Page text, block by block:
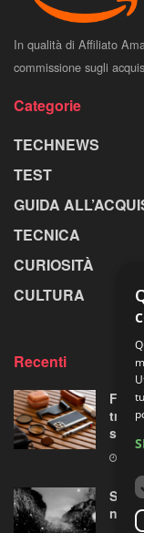
In qualità di Affiliato
commissione sugli
Categorie
TECHNEWS
TEST
GUIDA
TECNICA
CURIOSITÀ
CULTURA
Recenti